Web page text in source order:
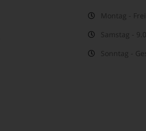
Montag -
Samstag -
Sonntag -